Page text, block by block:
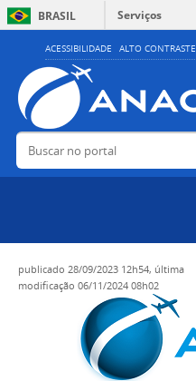
ACESSIBILIDADE ALTO CONTRASTE
BRASIL
Serviços
Buscar no portal
publicado 28/09/2023 12h54, última
modificação 06/11/2024 08h02